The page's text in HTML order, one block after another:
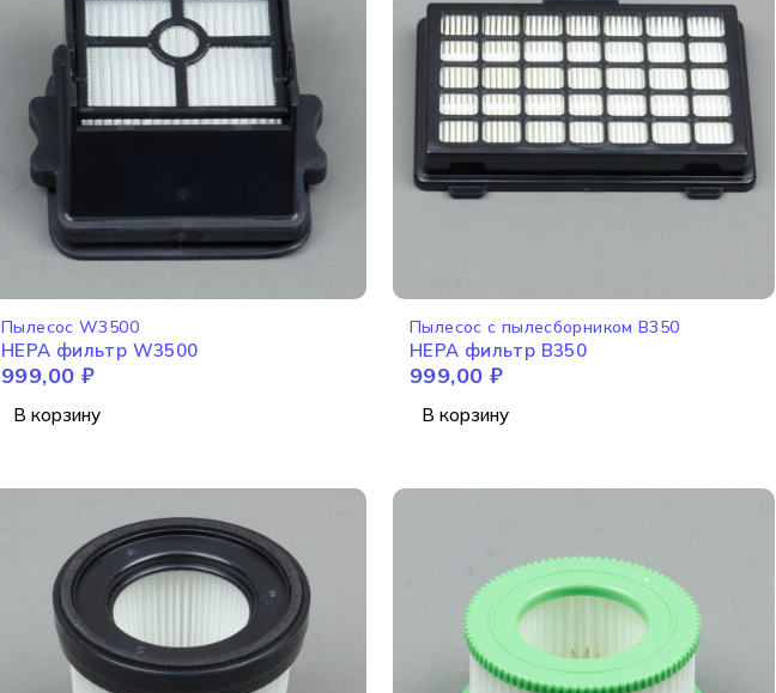
Пылесос W3500
HEPA фильтр W3500
999,00 ₽
В корзину
Пылесос с пылесборником B350
HEPA фильтр B350
999,00 ₽
В корзину